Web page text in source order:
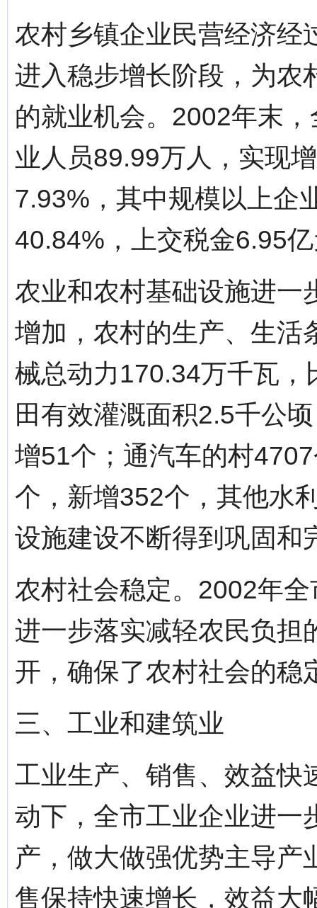
农村乡镇企业民营经济经
进入稳步增长阶段，为农
的就业机会。2002年末
业人员89.99万人，实现
7.93%，其中规模以上企
40.84%，上交税金6.95
农业和农村基础设施进一
增加，农村的生产、生活
械总动力170.34万千瓦
田有效灌溉面积2.5千公
增51个；通汽车的村
个，新增352个，其他水
设施建设不断得到巩固和
农村社会稳定。2002年
进一步落实减轻农民负担
开，确保了农村社会的稳
三、工业和建筑业
工业生产、销售、效益快
动下，全市工业企业进一
产，做大做强优势主导产
售保持快速增长，效益大